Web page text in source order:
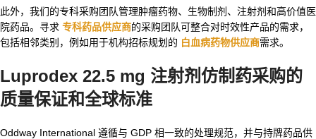
此外，我们的专科采购团队管理肿瘤药物、生物制剂、注射剂和高价值医
院药品。寻求 专科药品供应商的采购团队可整合对时效性产品的需求，
包括相邻类别，例如用于机构招标规划的 白血病药物供应商需求。
Luprodex 22.5 mg 注射剂仿制药采购的
质量保证和全球标准
Oddway International 遵循与 GDP 相一致的处理规范，并与持牌药品供